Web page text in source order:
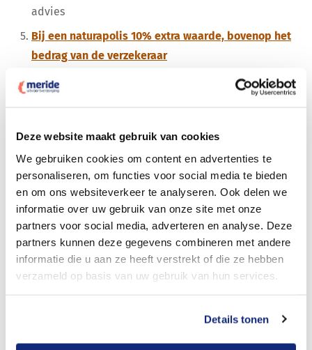
Deze website maakt gebruik van cookies
We gebruiken cookies om content en advertenties te
personaliseren, om functies voor social media te bieden
en om ons websiteverkeer te analyseren. Ook delen we
informatie over uw gebruik van onze site met onze
partners voor social media, adverteren en analyse. Deze
partners kunnen deze gegevens combineren met andere
informatie die u aan ze heeft verstrekt of die ze hebben
verzameld op basis van uw gebruik van hun services.
Details tonen
advies
Bij een naturapolis 10% extra waarde, bovenop het
bedrag van de verzekeraar
Hebt u dus een verzekering van een maatschappij? En
of mail ons dan via 085 - 401 81 23
uitvaartverzorging@meride.nl.
Meer weten over kosten en
mogelijkheden?
Ontdek alles over kosten en hoeveel u bespaart. Vraag
hiervoor vrijblijvend een voorstel aan.